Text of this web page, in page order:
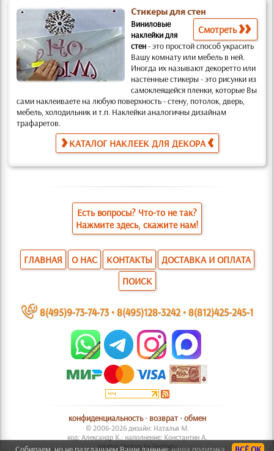
Стикеры для стен
Смотреть
Виниловые
наклейки для
стен-это простой способ украсить
Вашу комнату или мебель в ней.
Иногда их называют декоретто или
настенные стикеры -это рисунки из
самоклеящейся пленки, которые Вы
сами наклеиваете на любую поверхность- стену, потолок, дверь,
мебель, холодильник и т.п. Наклейки аналогичны дизайнам
трафаретов.
КАТАЛОГ НАКЛЕЕК ДЛЯ ДЕКОРА
Есть вопросы? Что-то не так?
Нажмите здесь, скажите нам!
ГЛАВНАЯ О НАС КОНТАКТЫ
ДОСТАВКА И ОПЛАТА
ПОИСК
~ 8(495)9-73-74-73•8(495)128-3242•8(812)425-245-1
конфиденциальность• возврат•обмен
© 2006-2026 дизайн: Наталья М.
код: Александр К.; наполнение: Константин А.
Interior Vectors by Vecteezy